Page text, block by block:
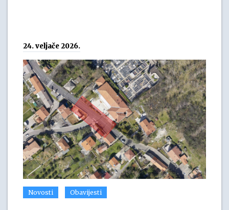
24. veljače 2026.
Novosti Obavijesti